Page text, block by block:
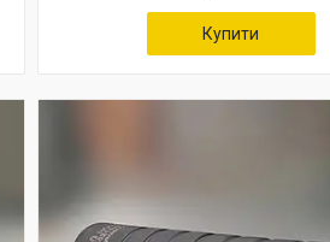
Купити